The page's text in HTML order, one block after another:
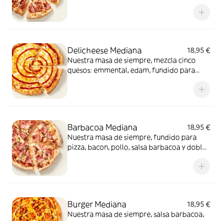
Delicheese Mediana
18,95 €
Nuestra masa de siempre, mezcla cinco
quesos: emmental, edam, fundido para
confitado y orégano. El festival de queso
Barbacoa Mediana
18,95 €
Nuestra masa de siempre, fundido para
pizza, bacon, pollo, salsa barbacoa y doble
Burger Mediana
18,95 €
Nuestra masa de siempre, salsa barbacoa,